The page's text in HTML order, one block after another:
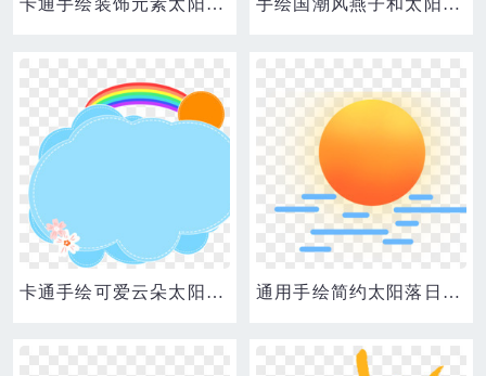
卡通手绘装饰元素太阳月亮星星 手绘国潮风燕子和太阳免抠素材
卡通手绘可爱云朵太阳彩虹花朵小报边框 通用手绘简约太阳落日夕阳装饰小元素